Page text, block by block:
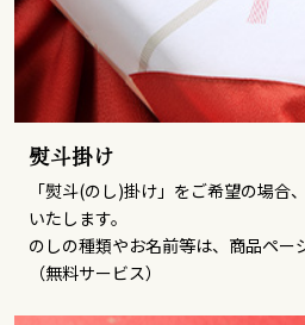
熨斗掛け
「熨斗(のし)掛け」をご希望の場合
いたします。
のしの種類やお名前等は、商品ペー
（無料サービス）